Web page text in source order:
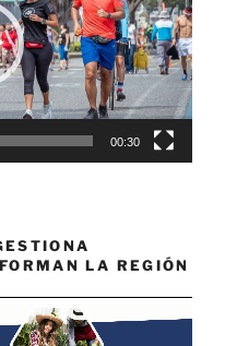
00:30
LA REGIÓN